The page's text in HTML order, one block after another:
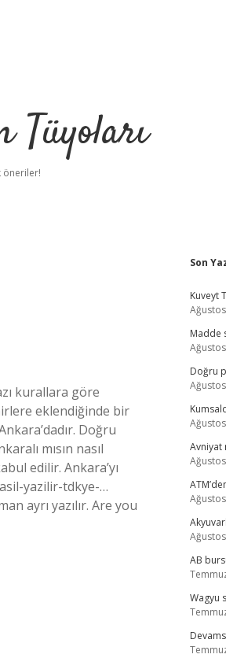
Tüyoları
öneriler!
kurallara göre
eklendiğinde bir
Doğru
mısın nasıl
edilir. Ankara’yı
yazilir-tdkye-…
ayrı yazılır. Are you
Son
Kuveyt
Madde
Doğru
Avniyat
AB
Wagyu